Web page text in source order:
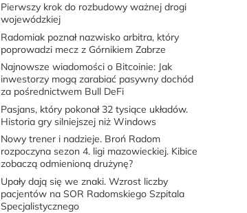
Pierwszy krok do rozbudowy ważnej drogi
wojewódzkiej
Radomiak poznał nazwisko arbitra, który
poprowadzi mecz z Górnikiem Zabrze
Najnowsze wiadomości o Bitcoinie: Jak
inwestorzy mogą zarabiać pasywny dochód
za pośrednictwem Bull DeFi
Pasjans, który pokonał 32 tysiące układów.
Historia gry silniejszej niż Windows
Nowy trener i nadzieje. Broń Radom
rozpoczyna sezon 4. ligi mazowieckiej. Kibice
zobaczą odmienioną drużynę?
Upały dają się we znaki. Wzrost liczby
pacjentów na SOR Radomskiego Szpitala
Specjalistycznego